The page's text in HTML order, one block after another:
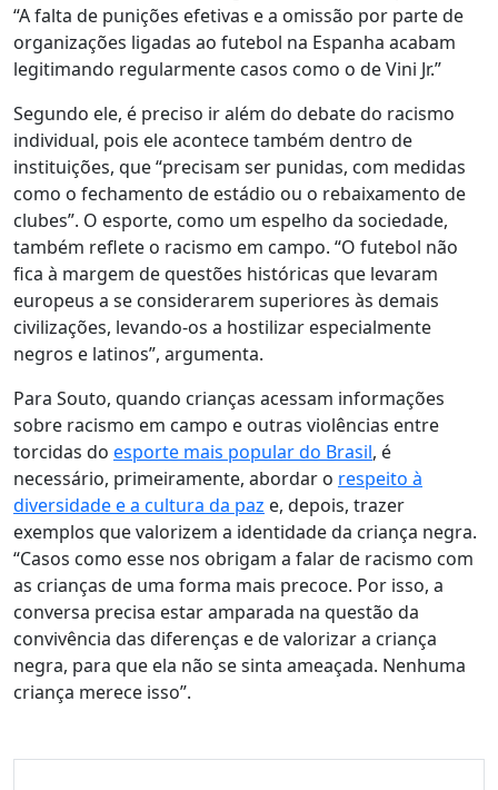
“A falta de punições efetivas e a omissão por parte de
organizações ligadas ao futebol na Espanha acabam
legitimando regularmente casos como o de Vini Jr.”
Segundo ele, é preciso ir além do debate do racismo
individual, pois ele acontece também dentro de
instituições, que “precisam ser punidas, com medidas
como o fechamento de estádio ou o rebaixamento de
clubes”. O esporte, como um espelho da sociedade,
também reflete o racismo em campo. “O futebol não
fica à margem de questões históricas que levaram
europeus a se considerarem superiores às demais
civilizações, levando-os a hostilizar especialmente
negros e latinos”, argumenta.
Para Souto, quando crianças acessam informações
sobre racismo em campo e outras violências entre
torcidas do esporte mais popular do Brasil, é
necessário, primeiramente, abordar o respeito à
diversidade e a cultura da paz e, depois, trazer
exemplos que valorizem a identidade da criança negra.
“Casos como esse nos obrigam a falar de racismo com
as crianças de uma forma mais precoce. Por isso, a
conversa precisa estar amparada na questão da
convivência das diferenças e devalorizar a criança
negra, para que ela não se sinta ameaçada. Nenhuma
criança merece isso”.